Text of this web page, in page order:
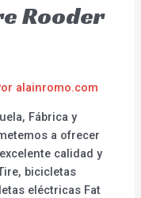
Rooder
alainromo.com
Fábrica y
a ofrecer
calidad y
bicicletas
eléctricas Fat